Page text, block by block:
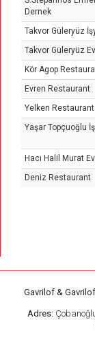
Dernek
Takvor Güleryüz
Takvor Güleryüz
Kör Agop
Evren Restaurant
Yelken Restaurant
Yaşar Topçuoğlu
Hacı Halil Murat
Deniz Restaurant
Gavrilof &
Adres: